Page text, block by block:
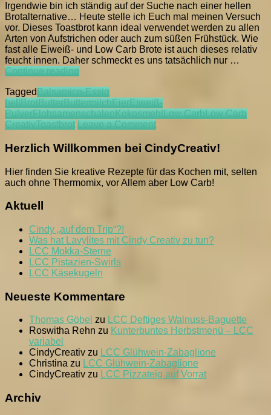
Irgendwie bin ich ständig auf der Suche nach einer hellen
Brotalternative… Heute stelle ich Euch mal meinen Versuch
vor. Dieses Toastbrot kann ideal verwendet werden zu allen
Arten von Aufstrichen oder auch zum süßen Frühstück. Wie
fast alle Eiweiß- und Low Carb Brote ist auch dieses relativ
feucht innen. Daher schmeckt es uns tatsächlich nur …
Continue readingLCC
TaggedBalsamico-Essig
hellBrotButterButtermilchEierEiweiß-
PulverFlohsamenschalenKokosmehlLow CarbLow Carb
CreativToastbrot Leave a Commenton
Toastbrot
Herzlich Willkommen bei CindyCreativ!
Hier finden Sie kreative Rezepte für das Kochen mit, selten
auch ohne Thermomix, vor Allem aber Low Carb!
Aktuell
Cindy „auf dem Trip“?!
Was hat Lavylites mit Cindy Creativ zu tun?
LCC Mokka-Sterne
LCC Pistazien-Swirls
LCC Käsekugeln
Neueste Kommentare
Thomas Göbel zu LCC Deftiges Walnuss-Baguette
Roswitha Rehn zu Kunterbuntes Herbstmenü – LCC
variabel
CindyCreativ zu LCC Glühwein-Zabaglione
Christina zu LCC Glühwein-Zabaglione
CindyCreativ zu LCC Pizzateig auf Vorrat
Archiv